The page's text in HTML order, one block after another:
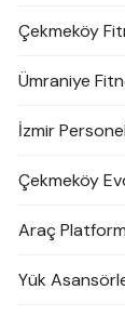
Çekmeköy
Ümraniye
İzmir
Çekmeköy
Araç
Yük